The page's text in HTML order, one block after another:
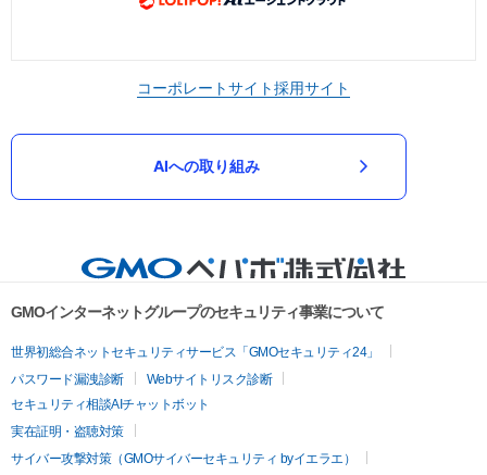
コーポレートサイト採用サイト
AIへの取り組み
GMOインターネットグループのセキュリティ事業について
世界初総合ネットセキュリティサービス「GMOセキュリティ24」
パスワード漏洩診断
Webサイトリスク診断
セキュリティ相談AIチャットボット
実在証明・盗聴対策
サイバー攻撃対策（GMOサイバーセキュリティ byイエラエ）